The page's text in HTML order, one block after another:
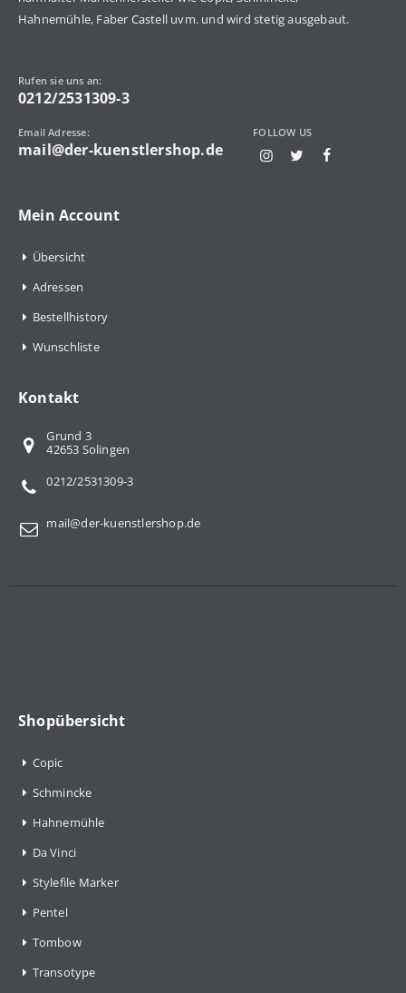
Hahnemühle, Faber Castell uvm. und wird stetig ausgebaut.
Rufen sie uns an:
0212/2531309-3
Email Adresse:
mail@der-kuenstlershop.de
FOLLOW US
Mein Account
Übersicht
Adressen
Bestellhistory
Wunschliste
Kontakt
Grund 3
42653 Solingen
0212/2531309-3
mail@der-kuenstlershop.de
Shopübersicht
Copic
Schmincke
Hahnemühle
Da Vinci
Stylefile Marker
Pentel
Tombow
Transotype